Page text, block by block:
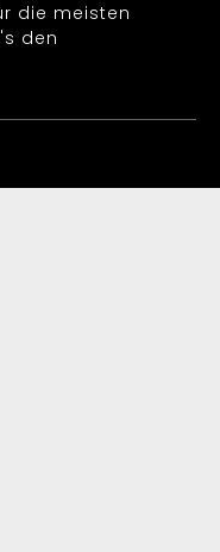
die meisten
den